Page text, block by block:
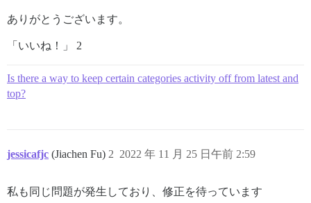
ありがとうございます。
「いいね！」 2
Is there a way to keep certain categories activity off from latest and
top?
jessicafjc (Jiachen Fu) 2022 年 11 月 25 日午前 2:59
2
私も同じ問題が発生しており、修正を待っています